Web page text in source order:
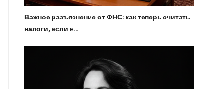
Важное разъяснение от ФНС: как теперь считать
налоги, если в…